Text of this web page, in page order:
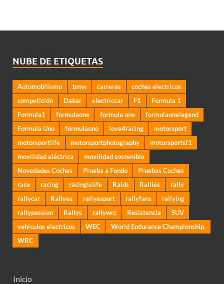
NUBE DE ETIQUETAS
Automobilismo bmw carreras
coches electricos
competición
Dakar electriccar F1
Formula 1
Formula1
formulaone formula one
formulaonelegend
Formula Uno
formulauno love4racing
motorsport
motorsportlife
motorsportphotography
motorsportsf1
movilidad eléctrica
movilidad sostenible
Novedades Coches
Prueba a Fondo
Pruebas Coches
race
racing racingislife Raids Rallies
rally
rallycar
Rallyes rallyesport rallyfans
rallying
rallypassion
Rallys rallywrc Resistencia
SUV
vehiculos electricos
WEC
World Endurance Championship.
WRC
Inicio